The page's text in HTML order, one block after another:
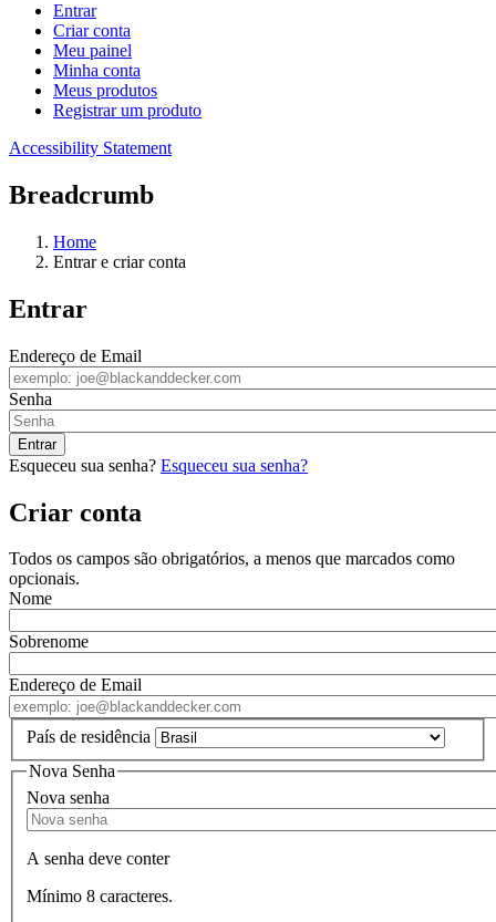
Entrar
Criar conta
Meu painel
Minha conta
Meus produtos
Registrar um produto
Accessibility Statement
Breadcrumb
Home
Entrar e criar conta
Entrar
Endereço de Email
Senha
Esqueceu sua senha? Esqueceu sua senha?
Criar conta
Todos os campos são obrigatórios, a menos que marcados como
opcionais.
Nome
Sobrenome
Endereço de Email
País de residência
Nova Senha
Nova senha
A senha deve conter
Mínimo 8 caracteres.